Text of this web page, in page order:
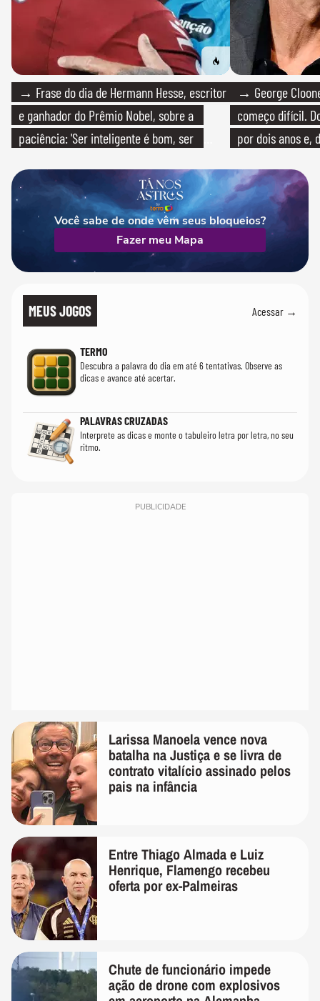
→ Frase do dia de Hermann Hesse, escritor
e ganhador do Prêmio Nobel, sobre a
paciência: 'Ser inteligente é bom, ser
→ George
começo difícil.
por dois anos e,
Você sabe de onde vêm seus bloqueios?
Fazer meu Mapa
MEUS JOGOS Acessar →
TERMO
Descubra a palavra do dia em até 6 tentativas. Observe as
dicas e avance até acertar.
PALAVRAS CRUZADAS
Interprete as dicas e monte o tabuleiro letra por letra, no seu
ritmo.
PUBLICIDADE
Larissa Manoela vence nova
batalha na Justiça e se livra de
contrato vitalício assinado pelos
pais na infância
Entre Thiago Almada e Luiz
Henrique, Flamengo recebeu
oferta por ex-Palmeiras
Chute de funcionário impede
ação de drone com explosivos